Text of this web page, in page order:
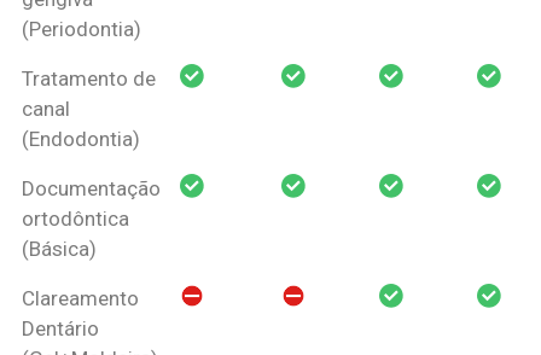
(Periodontia)
Tratamento de
canal
(Endodontia)
Documentação
ortodôntica
(Básica)
Clareamento
Dentário